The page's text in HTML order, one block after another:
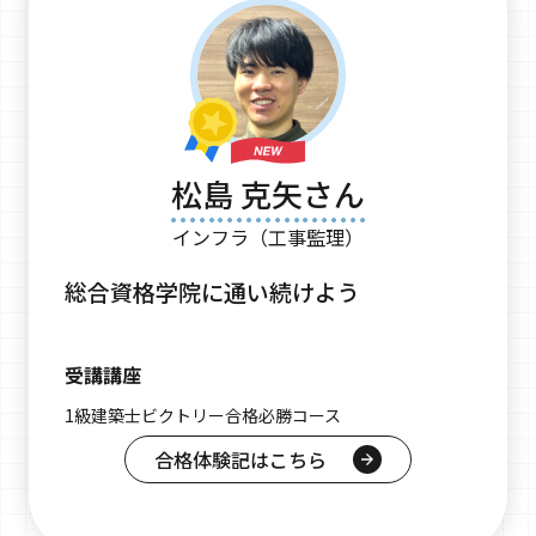
松島 克矢さん
インフラ（工事監理）
総合資格学院に通い続けよう
受講講座
1級建築士ビクトリー合格必勝コース
合格体験記はこちら